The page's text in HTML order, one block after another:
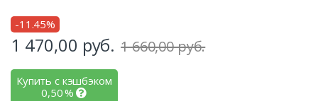
-11.45%
1 470,00 руб. 1 660,00 руб.
Купить с кэшбэком
0,50%